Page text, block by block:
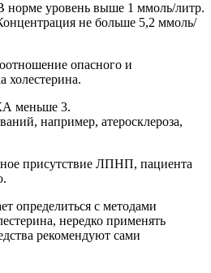
уровень выше 1 ммоль/литр.
не больше 5,2 ммоль/
опасного и
холестерина.
меньше 3.
например, атеросклероза,
присутствие ЛПНП, пациента
определиться с методами
нередко применять
рекомендуют сами